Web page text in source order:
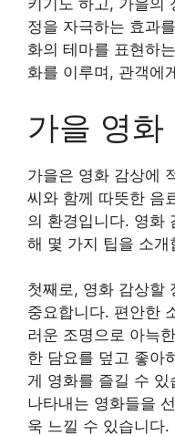
키기도 하고, 가을의
정을 자극하는 효과
화의 테마를 표현하
화를 이루며, 관객에
가을 영화
가을은 영화 감상에
씨와 함께 따뜻한 음
의 환경입니다. 영화
해 몇 가지 팁을 소개
첫째로, 영화 감상할
중요합니다. 편안한
러운 조명으로 아늑
한 담요를 덮고 좋아
게 영화를 즐길 수
나타내는 영화들을
욱 느낄 수 있습니다.